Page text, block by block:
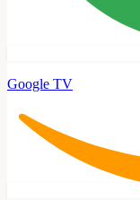
Google TV